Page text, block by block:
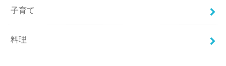
子育て
料理